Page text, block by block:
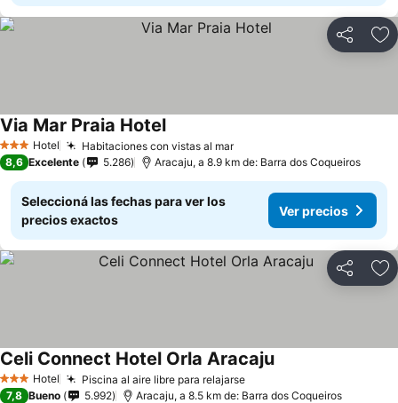
Compartir
3 Estrellas
Hotel Habitaciones con vistas al mar
Via Mar Praia Hotel
8,6 Excelente 5.286 Aracaju, a 8.9 km de: Barra dos Coqueiros
Seleccioná las fechas para ver los
precios exactos
Ver precios
Compartir
3 Estrellas
Hotel Piscina al aire libre para relajarse
Celi Connect Hotel Orla Aracaju
7,8 Bueno 5.992 Aracaju, a 8.5 km de: Barra dos Coqueiros